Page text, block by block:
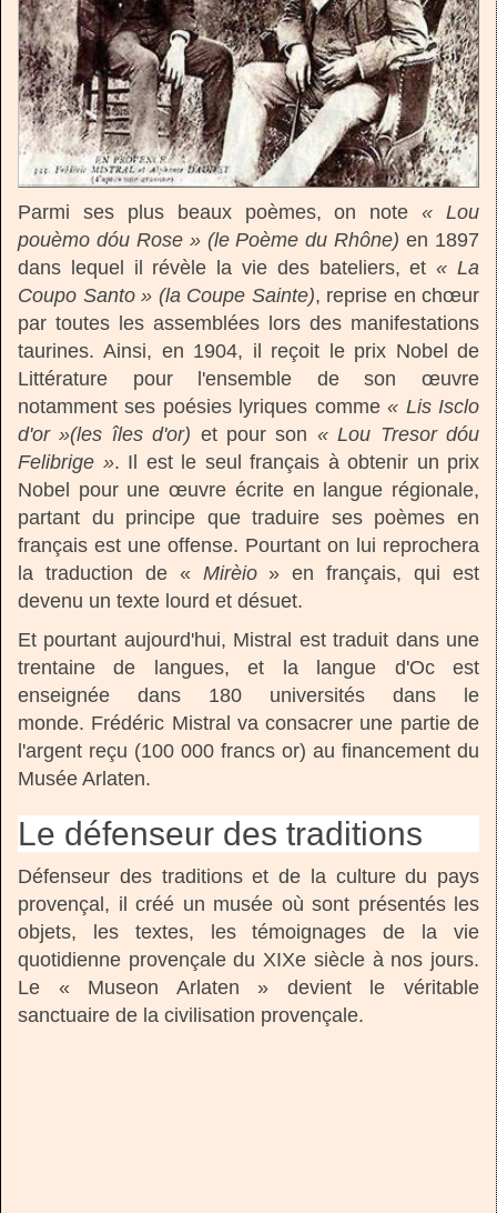
Parmi ses plus beaux poèmes, on note« Lou
pouèmo dóu Rose » (le Poème du Rhône) en 1897
dans lequel il révèle la vie des bateliers, et« La
Coupo Santo » (la Coupe Sainte), reprise en chœur
par toutes les assemblées lors des manifestations
taurines. Ainsi, en 1904, il reçoit le prix Nobel de
Littérature pour l'ensemble de son œuvre
notamment ses poésies lyriques comme« Lis Isclo
d'or »(les îles d'or) et pour son « Lou Tresor dóu
Felibrige ». Il est le seul français à obtenir un prix
Nobel pour une œuvre écrite en langue régionale,
partant du principe que traduire ses poèmes en
français est une offense. Pourtant on lui reprochera
la traduction de « Mirèio» en français, qui est
devenu un texte lourd et désuet.
Et pourtant aujourd'hui, Mistral est traduit dans une
trentaine de langues, et la langue d'Oc est
enseignée dans 180 universités dans le
monde. Frédéric Mistral va consacrer une partie de
l'argent reçu (100 000 francs or) au financement du
Musée Arlaten.
Le défenseur des traditions
Défenseur des traditions et de la culture du pays
provençal, il créé un musée où sont présentés les
objets, les textes, les témoignages de la vie
quotidienne provençale du XIXe siècle à nos jours.
Le « Museon Arlaten » devient le véritable
sanctuaire de la civilisation provençale.